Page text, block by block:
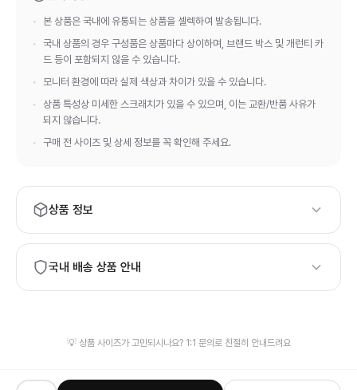
본 상품은 국내에 유통되는 상품을 셀렉하여 발송됩니다.
국내 상품의 경우 구성품은 상품마다 상이하며, 브랜드 박스 및 개런티 카
드 등이 포함되지 않을 수 있습니다.
모니터 환경에 따라 실제 색상과 차이가 있을 수 있습니다.
상품 특성상 미세한 스크래치가 있을 수 있으며, 이는 교환/반품 사유가
되지 않습니다.
구매 전 사이즈 및 상세 정보를 꼭 확인해 주세요.
상품 정보
브랜드:Balenciaga
국내 배송 상품 안내
발송 물류창고가 상이하여 신속한 배송을 위해 검수 사진이 제공
💡 상품 사이즈가 고민되시나요? 1:1 문의로 친절히 안내드려요